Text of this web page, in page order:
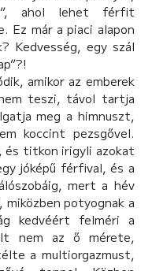
ahol lehet férfit
Ez már a piaci alapon
Kedvesség, egy szál
amikor az emberek
teszi, távol tartja
meg a himnuszt,
koccint pezsgővel.
titkon irigyli azokat
jóképű férfival, és a
mert a hév
miközben potyognak a
kedvéért felméri a
nem az ő mérete,
a multiorgazmust,